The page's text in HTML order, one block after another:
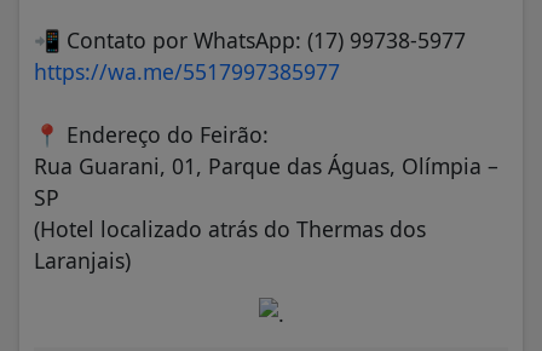
📲 Contato por WhatsApp: (17) 99738-5977
https://wa.me/5517997385977
📍 Endereço do Feirão:
Rua Guarani, 01, Parque das Águas, Olímpia –
SP
(Hotel localizado atrás do Thermas dos
Laranjais)